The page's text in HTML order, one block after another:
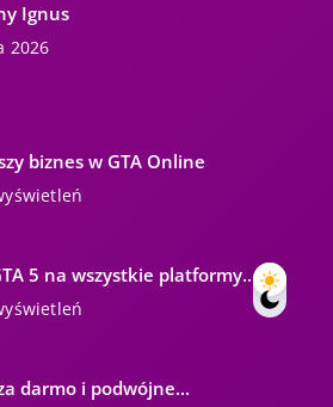
Ignus
2026
biznes w GTA Online
5 na wszystkie platformy...
darmo i podwójne...